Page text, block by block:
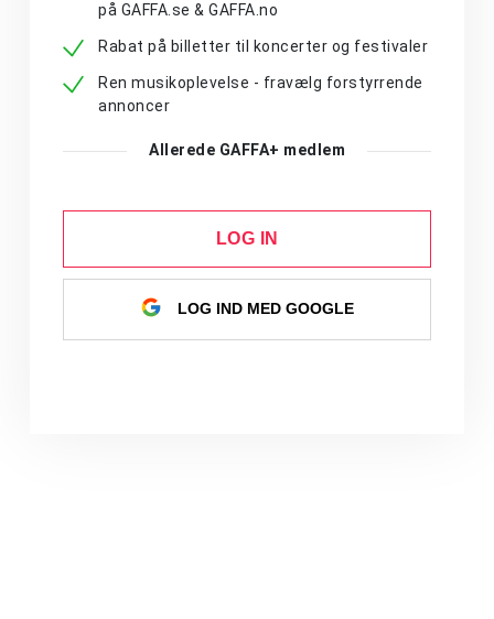
på GAFFA.se & GAFFA.no
Rabat på billetter til koncerter og festivaler
Ren musikoplevelse - fravælg forstyrrende
annoncer
Allerede GAFFA+ medlem
LOG IN
LOG IND MED GOOGLE